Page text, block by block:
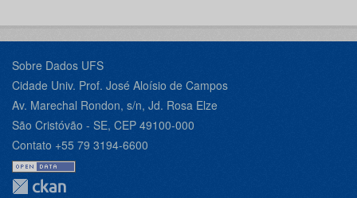
Sobre Dados UFS
Cidade Univ. Prof. José Aloísio de Campos
Av. Marechal Rondon, s/n, Jd. Rosa Elze
São Cristóvão - SE, CEP 49100-000
Contato +55 79 3194-6600